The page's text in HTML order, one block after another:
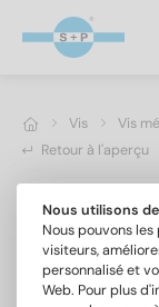
Vis Vis
Retour à l'aperçu
Nous utilisons
Nous pouvons
visiteurs,
personnalisé et
Web. Pour plus